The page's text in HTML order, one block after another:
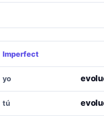
Imperfect
yo
tú